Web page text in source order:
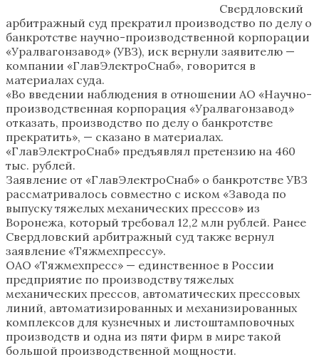
Свердловский
арбитражный суд прекратил производство по делу о
банкротстве научно-производственной корпорации
«Уралвагонзавод» (УВЗ), иск вернули заявителю —
компании «ГлавЭлектроСнаб», говорится в
материалах суда.
«Во введении наблюдения в отношении АО «Научно-
производственная корпорация «Уралвагонзавод»
отказать, производство по делу о банкротстве
прекратить», — сказано в материалах.
«ГлавЭлектроСнаб» предъявлял претензию на 460
тыс. рублей.
Заявление от «ГлавЭлектроСнаб» о банкротстве УВЗ
рассматривалось совместно с иском «Завода по
выпуску тяжелых механических прессов» из
Воронежа, который требовал 12,2 млн рублей. Ранее
Свердловский арбитражный суд также вернул
заявление «Тяжмехпрессу».
ОАО «Тяжмехпресс» — единственное в России
предприятие по производству тяжелых
механических прессов, автоматических прессовых
линий, автоматизированных и механизированных
комплексов для кузнечных и листоштамповочных
производств и одна из пяти фирм в мире такой
большой производственной мощности.